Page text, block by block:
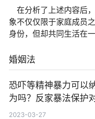
在分析了上述内容后
象不仅仅限于家庭成员
身份，但却共同生活在
婚姻法
恐吓等精神暴力可以
为吗？反家暴法保护
哪些？
2023-03-27